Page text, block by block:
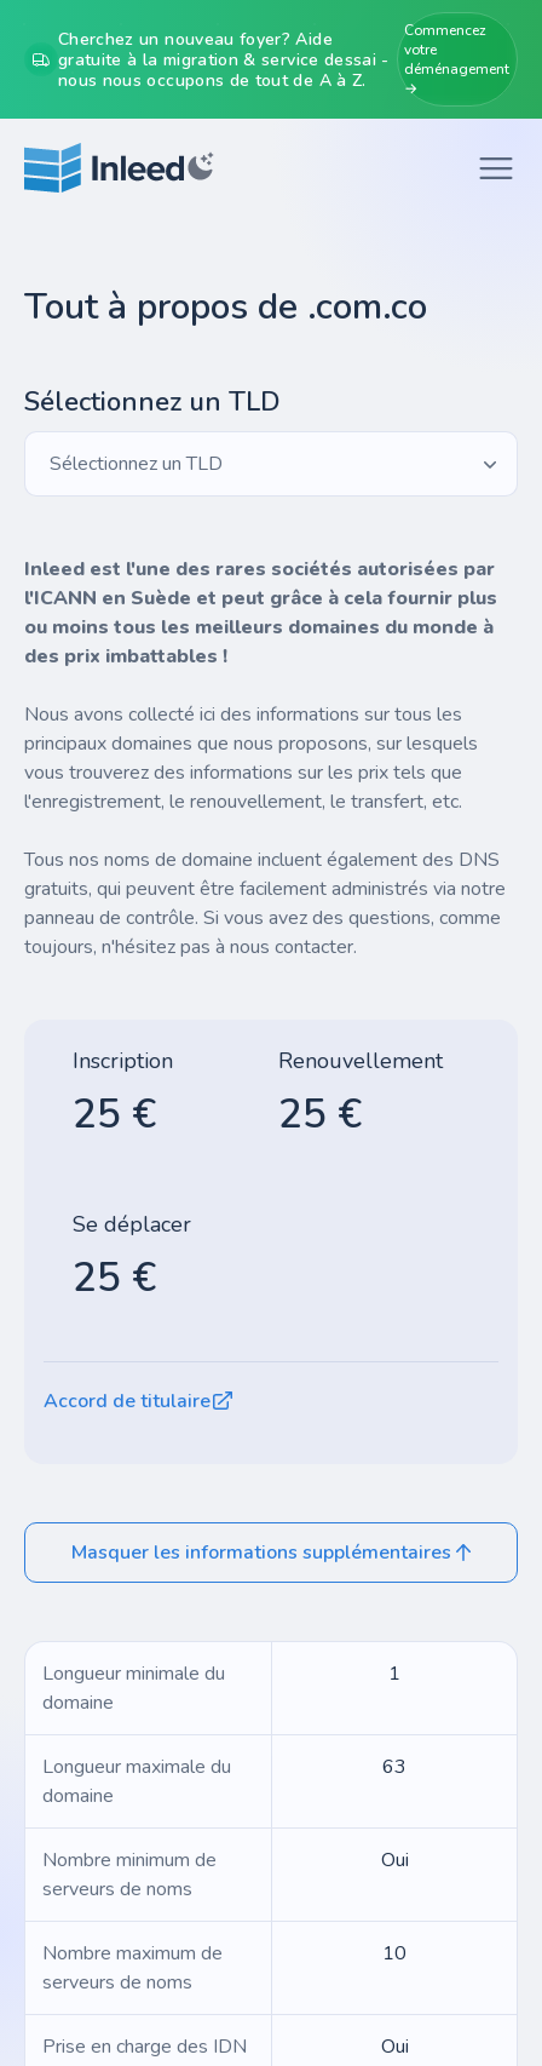
Cherchez un nouveau foyer? Aide
gratuite à la migration & service dessai -
nous nous occupons de tout de A à Z.
Commencez
votre
déménagement
→
Tout à propos de .com.co
Sélectionnez un TLD
Sélectionnez un TLD
Inleed est l'une des rares sociétés autorisées par
l'ICANN en Suède et peut grâce à cela fournir plus
ou moins tous les meilleurs domaines du monde à
des prix imbattables !
Nous avons collecté ici des informations sur tous les
principaux domaines que nous proposons, sur lesquels
vous trouverez des informations sur les prix tels que
l'enregistrement, le renouvellement, le transfert, etc.
Tous nos noms de domaine incluent également des DNS
gratuits, qui peuvent être facilement administrés via notre
panneau de contrôle. Si vous avez des questions, comme
toujours, n'hésitez pas à nous contacter.
Inscription
25 €
Renouvellement
25 €
Se déplacer
25 €
Accord de titulaire
Masquer les informations supplémentaires
Longueur minimale du
domaine
1
Longueur maximale du
domaine
63
Nombre minimum de
serveurs de noms
Oui
Nombre maximum de
serveurs de noms
10
Prise en charge des IDN Oui